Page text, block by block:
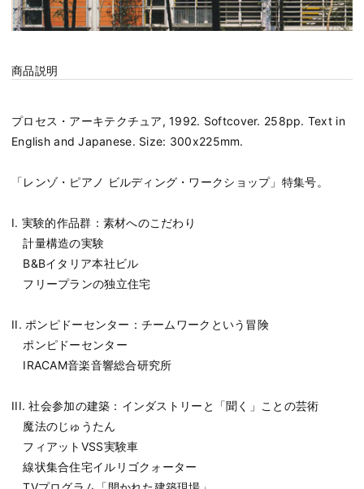
商品説明
プロセス・アーキテクチュア, 1992. Softcover. 258pp. Text in
English and Japanese. Size: 300x225mm.
「レンゾ・ピアノ ビルディング・ワークショップ」特集号。
I. 実験的作品群：素材へのこだわり
計量構造の実験
B&Bイタリア本社ビル
フリープランの独立住宅
II. ポンピドーセンター：チームワークという冒険
ポンピドーセンター
IRACAM音楽音響総合研究所
III. 社会参加の建築：インダストリーと「聞く」ことの芸術
魔法のじゅうたん
フィアットVSS実験車
線状集合住宅イルリゴクォーター